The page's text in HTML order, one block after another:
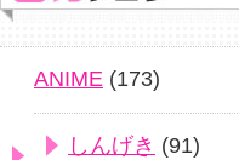
ANIME (173)
しんげき (91)